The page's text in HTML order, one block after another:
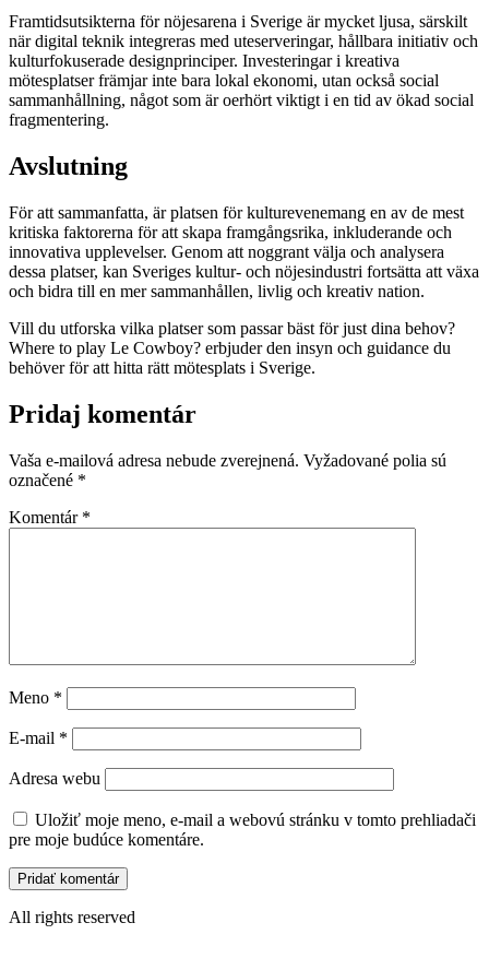
Framtidsutsikterna för nöjesarena i Sverige är mycket ljusa, särskilt
när digital teknik integreras med uteserveringar, hållbara initiativ och
kulturfokuserade designprinciper. Investeringar i kreativa
mötesplatser främjar inte bara lokal ekonomi, utan också social
sammanhållning, något som är oerhört viktigt i en tid av ökad social
fragmentering.
Avslutning
För att sammanfatta, är platsen för kulturevenemang en av de mest
kritiska faktorerna för att skapa framgångsrika, inkluderande och
innovativa upplevelser. Genom att noggrant välja och analysera
dessa platser, kan Sveriges kultur- och nöjesindustri fortsätta att växa
och bidra till en mer sammanhållen, livlig och kreativ nation.
Vill du utforska vilka platser som passar bäst för just dina behov?
Where to play Le Cowboy? erbjuder den insyn och guidance du
behöver för att hitta rätt mötesplats i Sverige.
Pridaj komentár
Vaša e-mailová adresa nebude zverejnená. Vyžadované polia sú
označené *
Komentár *
Meno *
E-mail *
Adresa webu
Uložiť moje meno, e-mail a webovú stránku v tomto prehliadači
pre moje budúce komentáre.
All rights reserved